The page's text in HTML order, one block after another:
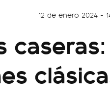
12 de enero 2024 -
caseras: